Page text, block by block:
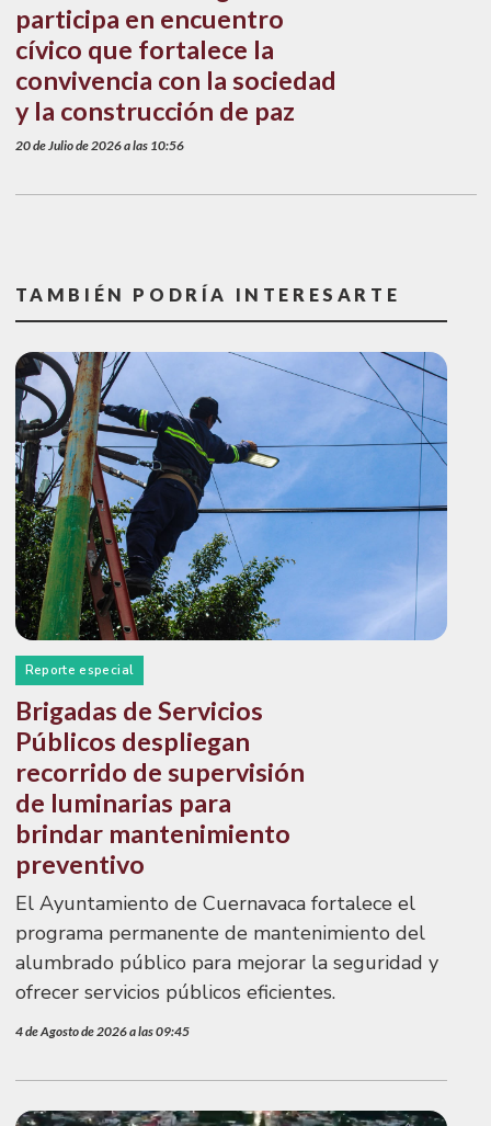
participa en encuentro
cívico que fortalece la
convivencia con la sociedad
y la construcción de paz
20 de Julio de 2026 a las 10:56
TAMBIÉN PODRÍA INTERESARTE
Reporte especial
Brigadas de Servicios
Públicos despliegan
recorrido de supervisión
de luminarias para
brindar mantenimiento
preventivo
El Ayuntamiento de Cuernavaca fortalece el
programa permanente de mantenimiento del
alumbrado público para mejorar la seguridad y
ofrecer servicios públicos eficientes.
4 de Agosto de 2026 a las 09:45